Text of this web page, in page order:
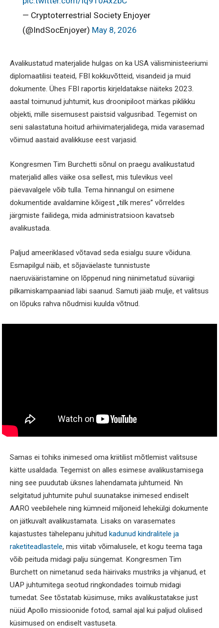
— Cryptoterrestrial Society Enjoyer
(@IndSocEnjoyer) May 8, 2026
Avalikustatud materjalide hulgas on ka USA välisministeeriumi
diplomaatilisi teateid, FBI kokkuvõtteid, visandeid ja muid
dokumente. Ühes FBI raportis kirjeldatakse näiteks 2023.
aastal toimunud juhtumit, kus droonipiloot märkas piklikku
objekti, mille sisemusest paistsid valgusribad. Tegemist on
seni salastatuna hoitud arhiivimaterjalidega, mida varasemad
võimud aastaid avalikkuse eest varjasid.
Kongresmen Tim Burchetti sõnul on praegu avalikustatud
materjalid alles väike osa sellest, mis tulevikus veel
päevavalgele võib tulla. Tema hinnangul on esimene
dokumentide avaldamine kõigest „tilk meres” võrreldes
järgmiste failidega, mida administratsioon kavatseb
avalikustada.
Paljud ameeriklased võtavad seda esialgu suure võiduna.
Esmapilgul näib, et sõjaväelaste tunnistuste
naeruvääristamine on lõppenud ning niinimetatud süvariigi
pilkamiskampaaniad läbi saanud. Samuti jääb mulje, et valitsus
on lõpuks rahva nõudmisi kuulda võtnud.
Samas ei tohiks inimesed oma kriitilist mõtlemist valitsuse
kätte usaldada. Tegemist on alles esimese avalikustamisega
ning see puudutab üksnes lahendamata juhtumeid. Nn
selgitatud juhtumite puhul suunatakse inimesed endiselt
AARO veebilehele ning kümneid miljoneid lehekülgi dokumente
on jätkuvalt avalikustamata. Lisaks on varasemates
kajastustes tähelepanu juhitud kadunud kindralitele ja
raketiteadlastele, mis viitab võimalusele, et kogu teema taga
võib peituda midagi palju süngemat. Kongresmen Tim
Burchett on nimetanud seda häirivaks mustriks ja vihjanud, et
UAP juhtumitega seotud ringkondades toimub midagi
tumedat. See tõstatab küsimuse, miks avalikustatakse just
nüüd Apollo missioonide fotod, samal ajal kui paljud olulised
küsimused on endiselt vastuseta.